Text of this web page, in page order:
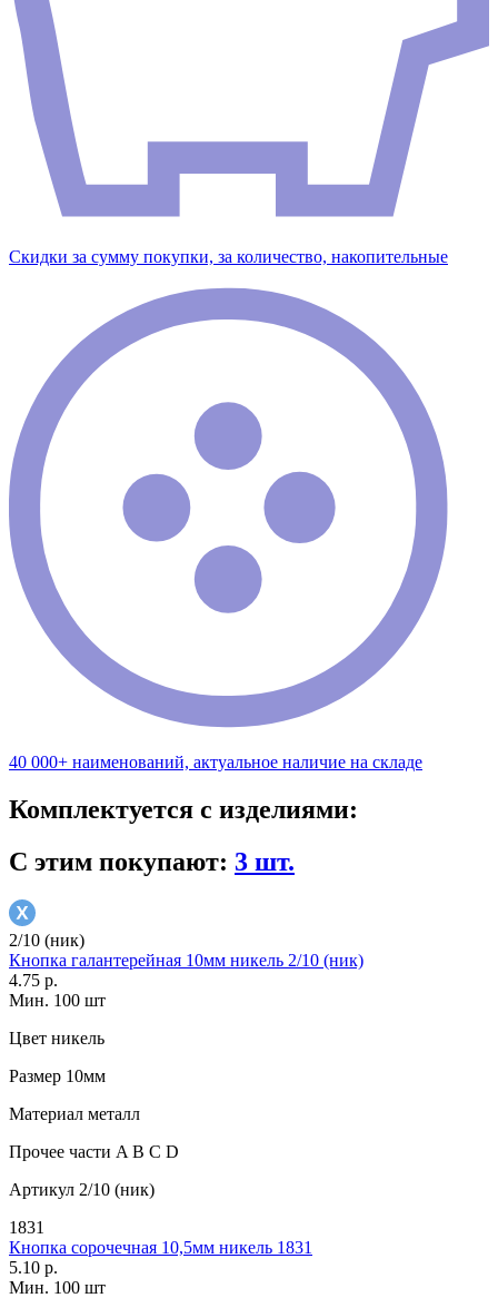
Скидки за сумму покупки, за количество, накопительные
40 000+ наименований, актуальное наличие на складе
Комплектуется с изделиями:
С этим покупают: 3 шт.
2/10 (ник)
Кнопка галантерейная 10мм никель 2/10 (ник)
4.75 р.
Мин. 100 шт
Цвет никель
Размер 10мм
Материал металл
Прочее части A B C D
Артикул 2/10 (ник)
1831
Кнопка сорочечная 10,5мм никель 1831
5.10 р.
Мин. 100 шт